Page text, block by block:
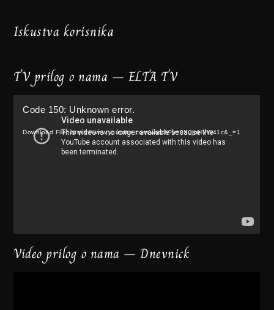
Iskustva korisnika
TV prilog o nama – ELTA TV
Player
Code 150: Unknown error.
Download File: https://www.youtube.com/watch?v=9X3jnHYW41c&_=1
Video prilog o nama – Dnevnick